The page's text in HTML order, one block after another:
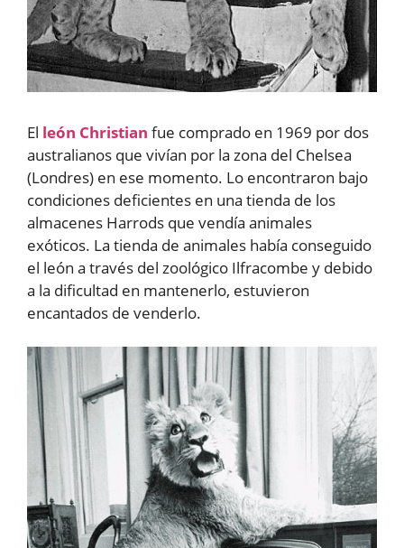
El león Christian fue comprado en 1969 por dos
australianos que vivían por la zona del Chelsea
(Londres) en ese momento. Lo encontraron bajo
condiciones deficientes en una tienda de los
almacenes Harrods que vendía animales
exóticos. La tienda de animales había conseguido
el león a través del zoológico Ilfracombe y debido
a la dificultad en mantenerlo, estuvieron
encantados de venderlo.